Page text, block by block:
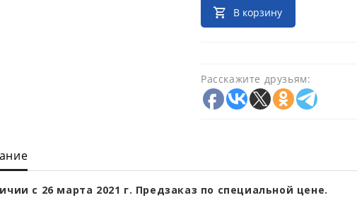
В корзину
Расскажите друзьям:
с 26 марта 2021 г. Предзаказ по специальной цене.